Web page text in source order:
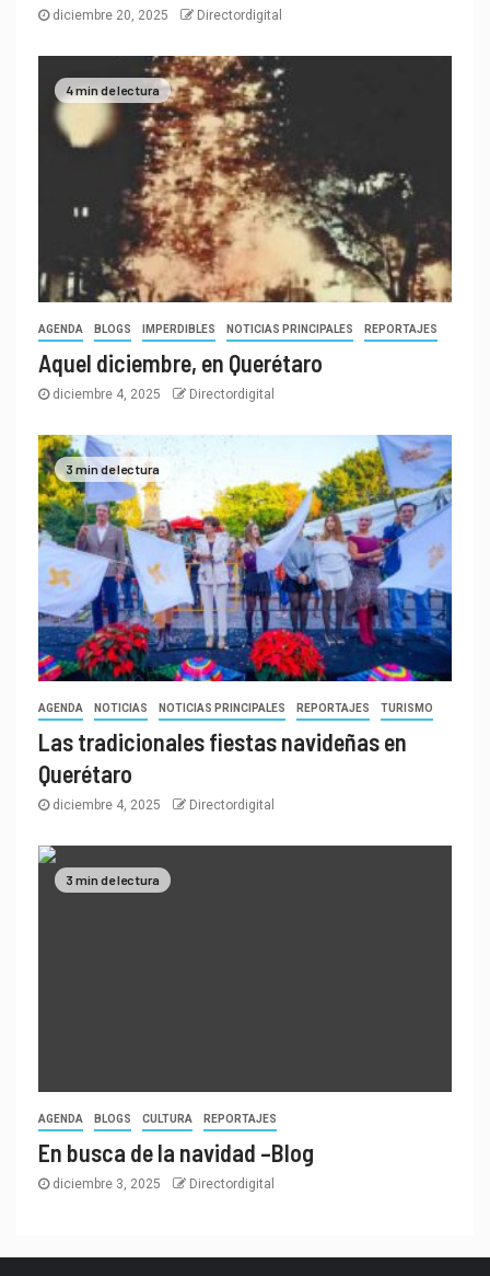
diciembre 20, 2025 Directordigital
4 min de lectura
AGENDA BLOGS IMPERDIBLES NOTICIAS PRINCIPALES REPORTAJES
Aquel diciembre, en Querétaro
diciembre 4, 2025 Directordigital
3 min de lectura
AGENDA NOTICIAS NOTICIAS PRINCIPALES REPORTAJES TURISMO
Las tradicionales fiestas navideñas en
Querétaro
diciembre 4, 2025 Directordigital
3 min de lectura
AGENDA BLOGS CULTURA REPORTAJES
En busca de la navidad –Blog
diciembre 3, 2025 Directordigital